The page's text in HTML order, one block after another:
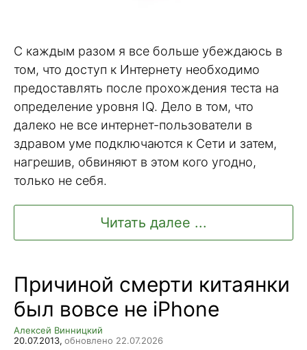
С каждым разом я все больше убеждаюсь в
том, что доступ к Интернету необходимо
предоставлять после прохождения теста на
определение уровня IQ. Дело в том, что
далеко не все интернет-пользователи в
здравом уме подключаются к Сети и затем,
нагрешив, обвиняют в этом кого угодно,
только не себя.
Читать далее ...
Причиной смерти китаянки
был вовсе не iPhone
Алексей Винницкий
20.07.2013, обновлено 22.07.2026